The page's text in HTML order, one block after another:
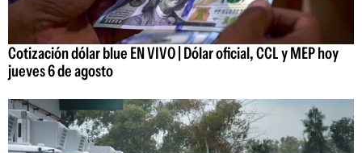
Cotización dólar blue EN VIVO | Dólar oficial, CCL y MEP hoy
jueves 6 de agosto